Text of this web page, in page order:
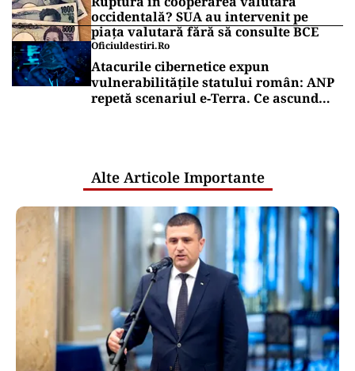
occidentală? SUA au intervenit pe
piața valutară fără să consulte BCE
Oficiuldestiri.ro
Atacurile cibernetice expun
vulnerabilitățile statului român: ANP
repetă scenariul e‑Terra. Ce ascund
Alte Articole Importante